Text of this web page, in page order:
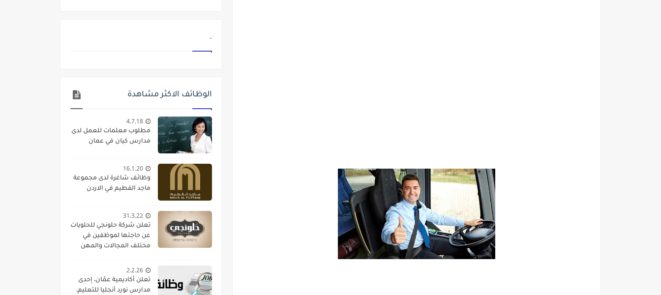
.
الوظائف الاكثر مشاهدة
4.7.18
مطلوب معلمات للعمل لدى
مدارس كيان في عمان
16.1.20
وظائف شاغرة لدى مجموعة
ماجد الفطيم في الاردن
31.3.22
تعلن شركة حلونجي للحلويات
عن حاجتها لموظفين في
مختلف المجالات والمهن
2.2.26
تعلن أكاديمية عمّان، إحدى
مدارس نورد أنجليا للتعليم،